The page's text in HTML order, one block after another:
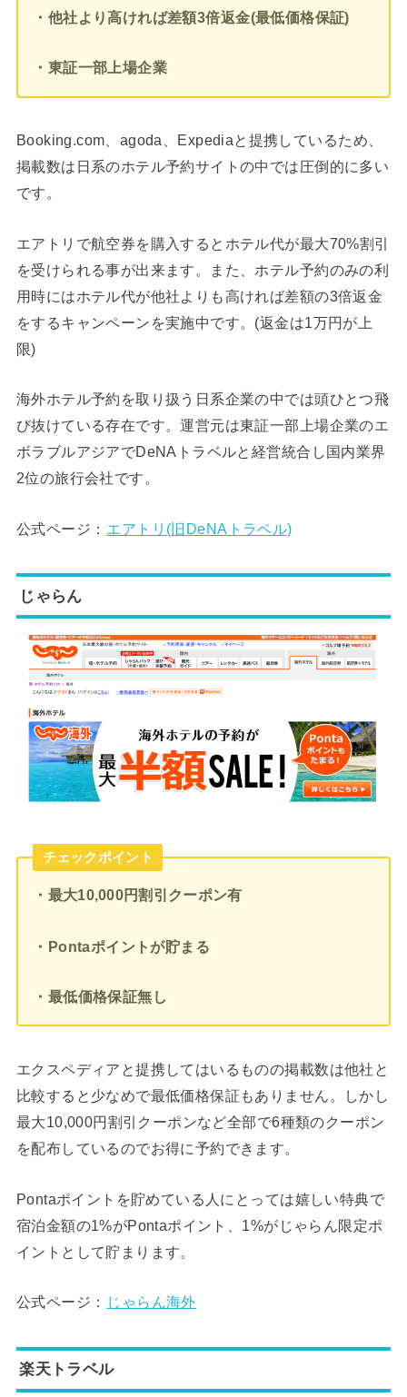
・他社より高ければ差額3倍返金(最低価格保証)
・東証一部上場企業
Booking.com、agoda、Expediaと提携しているため、
掲載数は日系のホテル予約サイトの中では圧倒的に多い
です。
エアトリで航空券を購入するとホテル代が最大70%割引
を受けられる事が出来ます。また、ホテル予約のみの利
用時にはホテル代が他社よりも高ければ差額の3倍返金
をするキャンペーンを実施中です。(返金は1万円が上
限)
海外ホテル予約を取り扱う日系企業の中では頭ひとつ飛
び抜けている存在です。運営元は東証一部上場企業のエ
ボラブルアジアでDeNAトラベルと経営統合し国内業界
2位の旅行会社です。
公式ページ： エアトリ(旧DeNAトラベル)
じゃらん
チェックポイント
・最大10,000円割引クーポン有
・Pontaポイントが貯まる
・最低価格保証無し
エクスペディアと提携してはいるものの掲載数は他社と
比較すると少なめで最低価格保証もありません。しかし
最大10,000円割引クーポンなど全部で6種類のクーポン
を配布しているのでお得に予約できます。
Pontaポイントを貯めている人にとっては嬉しい特典で
宿泊金額の1%がPontaポイント、1%がじゃらん限定ポ
イントとして貯まります。
公式ページ： じゃらん海外
楽天トラベル